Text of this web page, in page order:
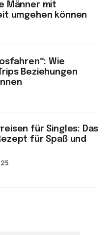
Männer mit
umgehen können
Wie
Beziehungen
für Singles: Das
für Spaß und